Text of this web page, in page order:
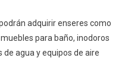
adquirir enseres como
para baño, inodoros
agua y equipos de aire